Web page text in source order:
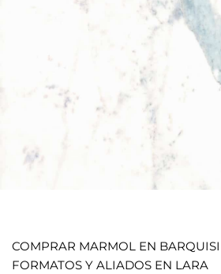
COMPRAR MARMOL EN
FORMATOS Y ALIADOS EN LARA